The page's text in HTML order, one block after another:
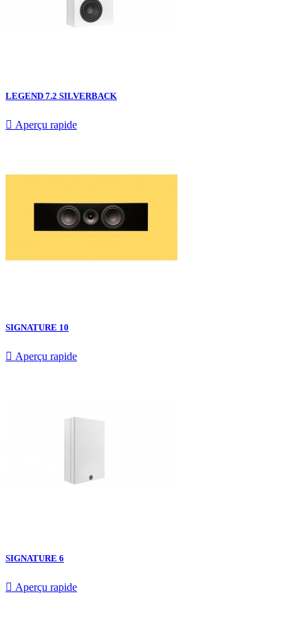
LEGEND 7.2 SILVERBACK
 Aperçu rapide
SIGNATURE 10
 Aperçu rapide
SIGNATURE 6
 Aperçu rapide